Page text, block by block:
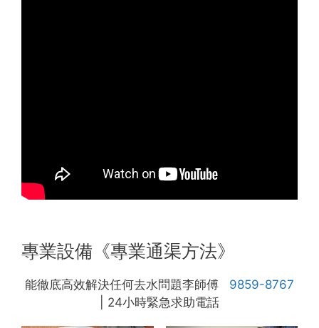
專業設備《專業通渠方法》
能徹底高效解決任何去水問題李師傅
9859-8767
| 24小時緊急求助電話